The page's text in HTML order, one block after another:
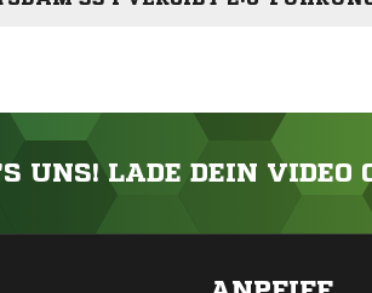
UNS! LADE DEIN VIDEO